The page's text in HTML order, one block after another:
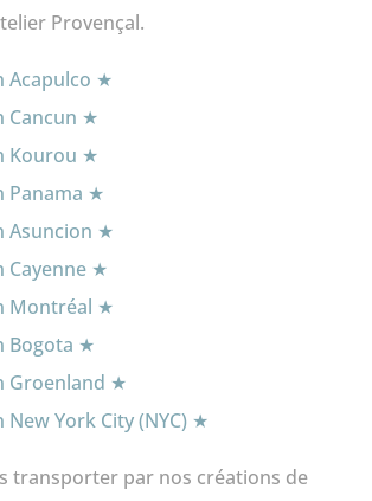
Provençal.
Acapulco ★
Cancun ★
Kourou ★
Panama ★
Asuncion ★
Cayenne ★
Montréal ★
Bogota ★
Groenland ★
York City (NYC) ★
transporter par nos créations de